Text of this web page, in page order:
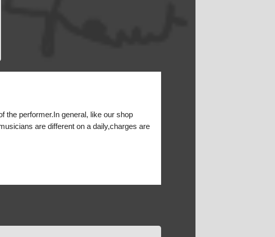
the performer.In general, like our shop
are different on a daily,charges are